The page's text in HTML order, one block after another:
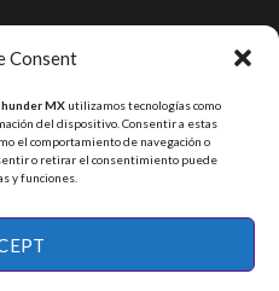
Consent
MX utilizamos tecnologías como
del dispositivo. Consentir a estas
el comportamiento de navegación o
o retirar el consentimiento puede
y funciones.